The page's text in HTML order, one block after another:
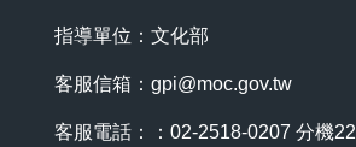
指導單位：文化部
客服信箱： gpi@moc.gov.tw
客服電話：：02-2518-0207 分機22